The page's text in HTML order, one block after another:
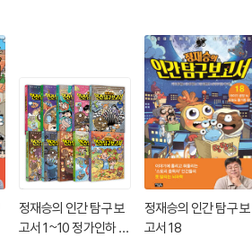
정재승의 인간 탐구 보
고서 1~10 정가인하 세
정재승의 인간 탐구 보
고서 18